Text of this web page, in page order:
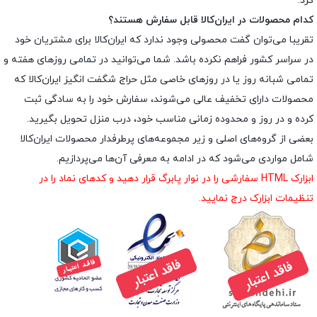
کدام محصولات در ایران‌کالا قابل سفارش هستند؟
تقریبا می‌توان گفت محصولی وجود ندارد که ایران‌کالا برای مشتریان خود
در سراسر کشور فراهم نکرده باشد. شما می‌توانید در تمامی روزهای هفته و
تمامی شبانه روز یا در روزهای خاصی مثل حراج شگفت انگیز ایران‌کالا که
محصولات دارای تخفیف عالی می‌شوند، سفارش خود را به سادگی ثبت
کرده و در روز و محدوده زمانی مناسب خود، درب منزل تحویل بگیرید.
بعضی از گروه‌های اصلی و زیر مجموعه‌های پرطرفدار محصولات ایران‌کالا
شامل مواردی می‌شود که در ادامه به معرفی آن‌ها می‌پردازیم.
ابزارک HTML سفارشی را در نوار پابرگ قرار دهید و کدهای نماد را در
تنظیمات ابزارک درج نمایید.